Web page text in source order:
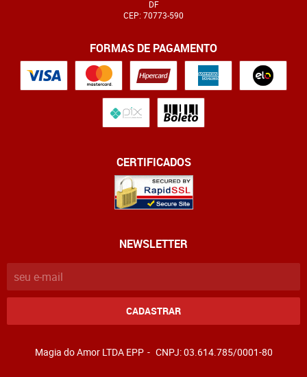
DF
CEP: 70773-590
FORMAS DE PAGAMENTO
CERTIFICADOS
NEWSLETTER
CADASTRAR
Magia do Amor LTDA EPP CNPJ: 03.614.785/0001-80